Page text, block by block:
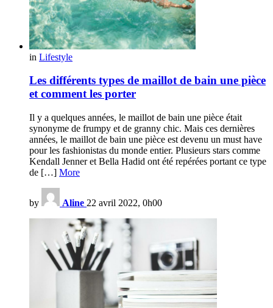
in Lifestyle
Les différents types de maillot de bain une pièce
et comment les porter
Il y a quelques années, le maillot de bain une pièce était
synonyme de frumpy et de granny chic. Mais ces dernières
années, le maillot de bain une pièce est devenu un must have
pour les fashionistas du monde entier. Plusieurs stars comme
Kendall Jenner et Bella Hadid ont été repérées portant ce type
de […] More
by Aline 22 avril 2022, 0h00